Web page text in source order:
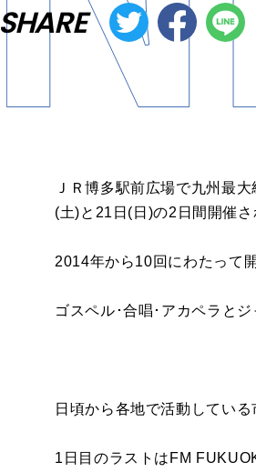
SHARE
ＪＲ博多駅前広場で九州最
(土)と21日(日)の2日間開催さ
2014年から10回にわたって
ゴスペル･合唱･アカペラと
日頃から各地で活動してい
1日目のラストはFM